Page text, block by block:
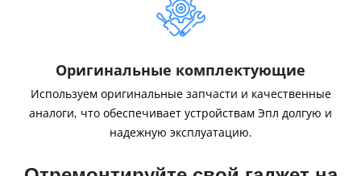
Оригинальные комплектующие
Используем оригинальные запчасти и качественные
аналоги, что обеспечивает устройствам Эпл долгую и
надежную эксплуатацию.